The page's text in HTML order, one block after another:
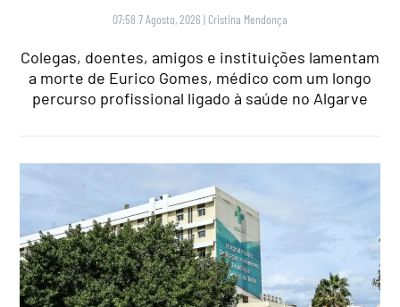
07:58 7 Agosto, 2026 | Cristina Mendonça
Colegas, doentes, amigos e instituições lamentam
a morte de Eurico Gomes, médico com um longo
percurso profissional ligado à saúde no Algarve